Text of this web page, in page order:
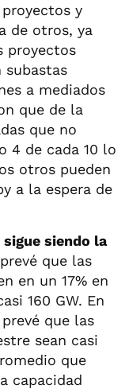
y
de otros, ya
proyectos
subastas
a mediados
que de la
que no
4 de cada 10 lo
otros pueden
a la espera de
siendo la
que las
en un 17% en
160 GW. En
que las
sean casi
que
capacidad